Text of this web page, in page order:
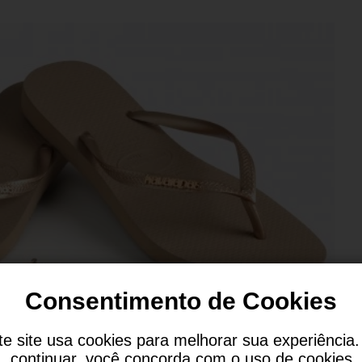
Consentimento de Cookies
site usa cookies para melhorar sua experiência.
continuar, você concorda com o uso de cookies